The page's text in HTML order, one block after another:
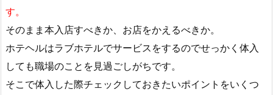
す。
そのまま本入店すべきか、お店をかえるべきか。
ホテヘルはラブホテルでサービスをするのでせっかく体入
しても職場のことを見過ごしがちです。
そこで体入した際チェックしておきたいポイントをいくつ